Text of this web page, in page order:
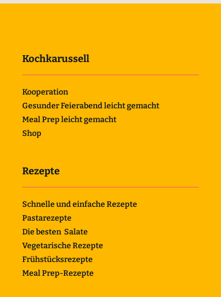
Kochkarussell
Kooperation
Gesunder Feierabend leicht gemacht
Meal Prep leicht gemacht
Shop
Rezepte
Schnelle und einfache Rezepte
Pastarezepte
Die besten Salate
Vegetarische Rezepte
Frühstücksrezepte
Meal Prep-Rezepte